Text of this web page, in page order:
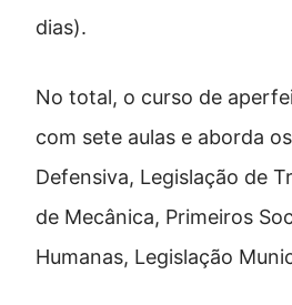
dias).
No total, o curso de
com sete aulas e aborda
Defensiva, Legislação de
de Mecânica, Primeiros
Humanas, Legislação